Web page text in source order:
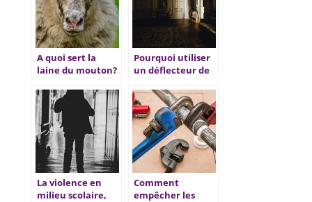
A quoi sert la
laine du mouton?
Pourquoi utiliser
un déflecteur de
La violence en
milieu scolaire,
Comment
empêcher les